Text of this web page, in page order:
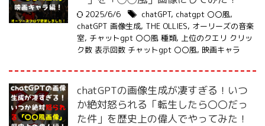
2025/6/6 chatGPT, chatgpt 〇〇風,
chatGPT 画像生成, THE OLLIES, オーリーズの音楽
室, チャットgpt 〇〇風 種類, 上位のクエリ クリッ
ク数 表示回数 チャットgpt 〇〇風, 映画キャラ
chatGPTの画像生成が凄すぎる！いつ
か絶対怒られる「転生したら〇〇だっ
た件」を歴史上の偉人でやってみた！